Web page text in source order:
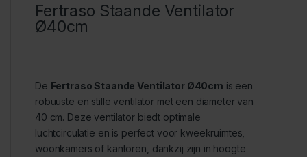
Fertraso Staande Ventilator
Ø40cm
De Fertraso Staande Ventilator Ø40cm is een
robuuste en stille ventilator met een diameter van
40 cm. Deze ventilator biedt optimale
luchtcirculatie en is perfect voor kweekruimtes,
woonkamers of kantoren, dankzij zijn in hoogte